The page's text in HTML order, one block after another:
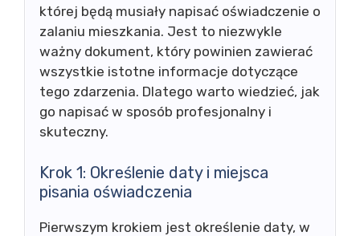
której będą musiały napisać oświadczenie o
zalaniu mieszkania. Jest to niezwykle
ważny dokument, który powinien zawierać
wszystkie istotne informacje dotyczące
tego zdarzenia. Dlatego warto wiedzieć, jak
go napisać w sposób profesjonalny i
skuteczny.
Krok 1: Określenie daty i miejsca
pisania oświadczenia
Pierwszym krokiem jest określenie daty, w